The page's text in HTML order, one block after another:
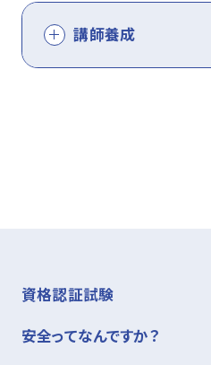
講師養成
資格認証試験
安全ってなんですか？